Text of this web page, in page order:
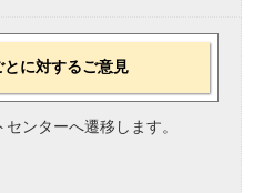
に対するご意見
ンターへ遷移します。